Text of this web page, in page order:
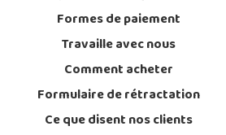
Formes de paiement
Travaille avec nous
Comment acheter
Formulaire de rétractation
Ce que disent nos clients